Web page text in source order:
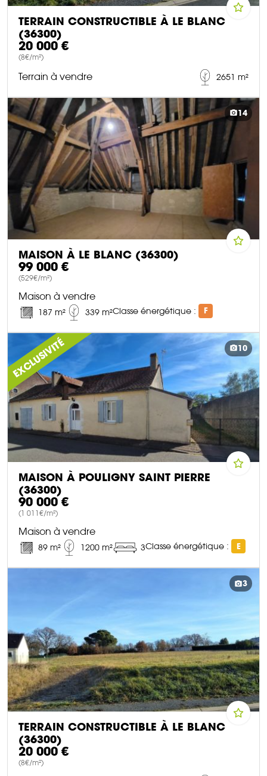
TERRAIN CONSTRUCTIBLE À LE BLANC
(36300)
20 000 €
(8€/m²)
Terrain à vendre 2651 m²
DÉCOUVRIR CE BIEN
14
MAISON À LE BLANC (36300)
99 000 €
(529€/m²)
Maison à vendre
187 m² 339 m²Classe énergétique : F
DÉCOUVRIR CE BIEN
EXCLUSIVITÉ 10
MAISON À POULIGNY SAINT PIERRE
(36300)
90 000 €
(1 011€/m²)
Maison à vendre
89 m² 1200 m² 3Classe énergétique : E
3
TERRAIN CONSTRUCTIBLE À LE BLANC
(36300)
20 000 €
(8€/m²)